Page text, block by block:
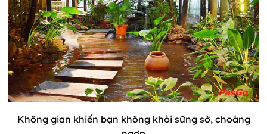
Không gian khiến bạn không khỏi sững sờ, choáng